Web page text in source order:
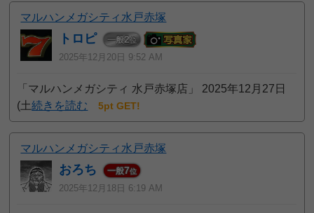
マルハンメガシティ水戸赤塚
トロピ 一般2位
2025年12月20日 9:52 AM
「マルハンメガシティ 水戸赤塚店」 2025年12月27日
(土続きを読む 5pt GET!
マルハンメガシティ水戸赤塚
おろち 一般7位
2025年12月18日 6:19 AM